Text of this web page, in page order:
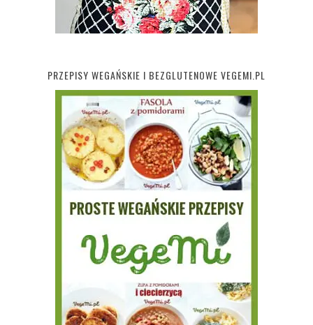
PRZEPISY WEGAŃSKIE I BEZGLUTENOWE VEGEMI.PL